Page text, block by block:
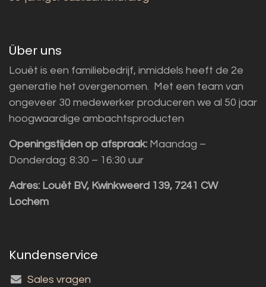
Über uns
Louët is een familiebedrijf, inmiddels heeft de 2e
generatie het overgenomen. Met een team van
ongeveer 30 medewerker produceren we al 50 jaar
hoogwaardige ambachtsproducten
Openingstijden op afspraak: Maandag –
Donderdag: 8:30 – 16:30 uur
Adres: Louët BV, Kwinkweerd 139, 7241 CW
Lochem
Kundenservice
Sales vragen